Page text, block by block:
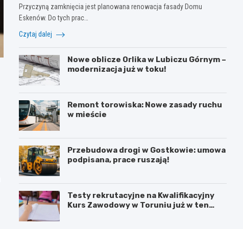
Przyczyną zamknięcia jest planowana renowacja fasady Domu
Eskenów. Do tych prac…
Czytaj dalej
Nowe oblicze Orlika w Lubiczu Górnym –
modernizacja już w toku!
Remont torowiska: Nowe zasady ruchu
w mieście
Przebudowa drogi w Gostkowie: umowa
podpisana, prace ruszają!
Testy rekrutacyjne na Kwalifikacyjny
Kurs Zawodowy w Toruniu już w ten